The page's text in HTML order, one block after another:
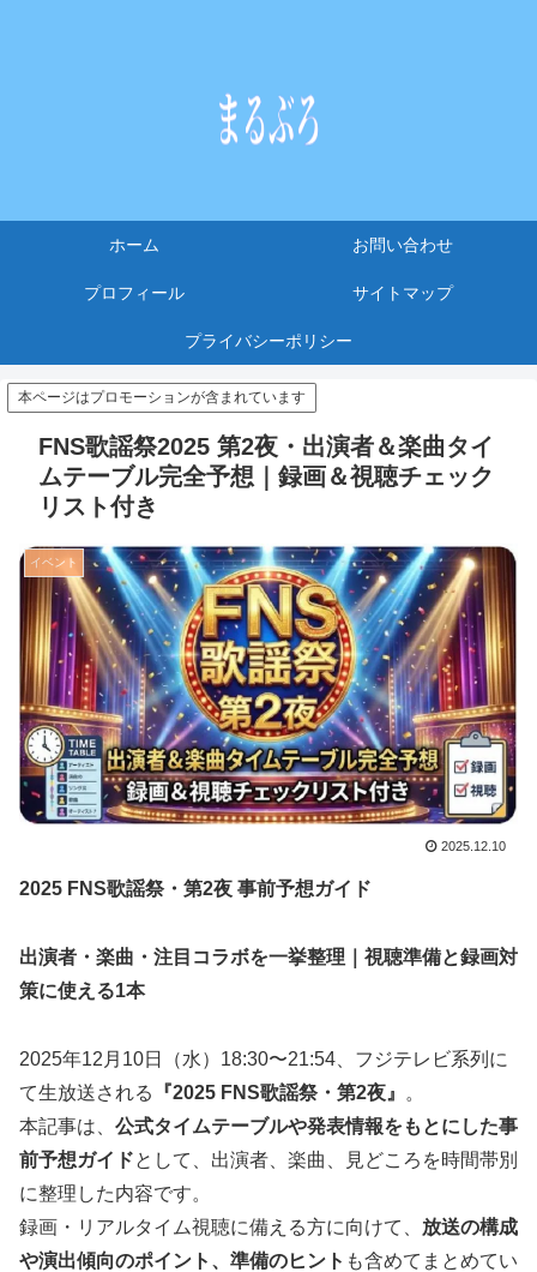
ホーム お問い合わせ
プロフィール サイトマップ
プライバシーポリシー
本ページはプロモーションが含まれています
FNS歌謡祭2025 第2夜・出演者＆楽曲タイ
ムテーブル完全予想｜録画＆視聴チェック
リスト付き
イベント
2025.12.10
2025 FNS歌謡祭・第2夜 事前予想ガイド
出演者・楽曲・注目コラボを一挙整理｜視聴準備と録画対
策に使える1本
2025年12月10日（水）18:30〜21:54、フジテレビ系列に
て生放送される
『2025 FNS歌謡祭・第2夜』
。
本記事は、 公式タイムテーブルや発表情報をもとにした事
前予想ガイドとして、出演者、楽曲、見どころを時間帯別
に整理した内容です。
録画・リアルタイム視聴に備える方に向けて、 放送の構成
や演出傾向のポイント、準備のヒント も含めてまとめてい